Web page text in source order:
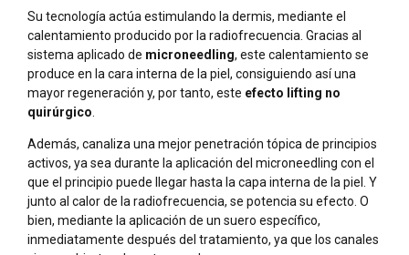
Su tecnología actúa estimulando la dermis, mediante el
calentamiento producido por la radiofrecuencia. Gracias al
sistema aplicado de microneedling, este calentamiento se
produce en la cara interna de la piel, consiguiendo así una
mayor regeneración y, por tanto, este efecto lifting no
quirúrgico
Además, canaliza una mejor penetración tópica de principios
activos, ya sea durante la aplicación del microneedling con el
que el principio puede llegar hasta la capa interna de la piel. Y
junto al calor de la radiofrecuencia, se potencia su efecto. O
bien, mediante la aplicación de un suero específico,
inmediatamente después del tratamiento, ya que los canales
6
7
8
6
7
8
0
1
0
1
2